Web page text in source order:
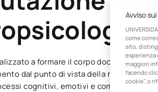
a formare il corpo docente sulla
dal punto di vista della
cognitivi, emotivi e
Avviso
come
sito,
esperienza
maggiori
facendo
cookie", o